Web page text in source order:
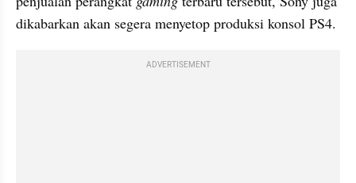
dikabarkan akan segera menyetop produksi konsol PS4.
ADVERTISEMENT